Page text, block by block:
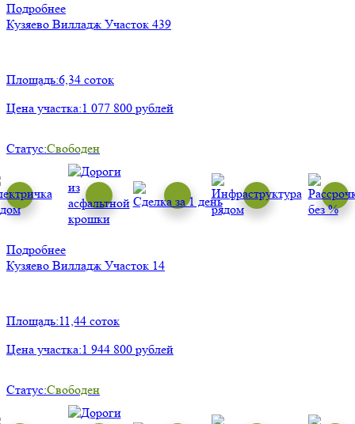
Подробнее
Кузяево Вилладж Участок 439
Площадь:6,34 соток
Цена участка:1 077 800 рублей
Статус:Свободен
Подробнее
Кузяево Вилладж Участок 14
Площадь:11,44 соток
Цена участка:1 944 800 рублей
Статус:Свободен